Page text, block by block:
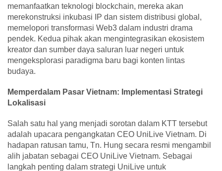
memanfaatkan teknologi blockchain, mereka akan
merekonstruksi inkubasi IP dan sistem distribusi global,
memelopori transformasi Web3 dalam industri drama
pendek. Kedua pihak akan mengintegrasikan ekosistem
kreator dan sumber daya saluran luar negeri untuk
mengeksplorasi paradigma baru bagi konten lintas
budaya.
Memperdalam Pasar Vietnam: Implementasi Strategi
Lokalisasi
Salah satu hal yang menjadi sorotan dalam KTT tersebut
adalah upacara pengangkatan CEO UniLive Vietnam. Di
hadapan ratusan tamu, Tn. Hung secara resmi mengambil
alih jabatan sebagai CEO UniLive Vietnam. Sebagai
langkah penting dalam strategi UniLive untuk